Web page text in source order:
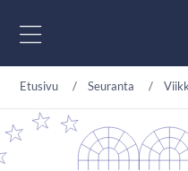
Etusivu Seuranta